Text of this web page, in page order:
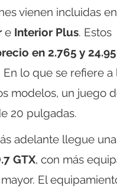
vienen incluidas
e Interior Plus. Estos
en 2.765 y
lo que se refiere a
modelos, un juego
20 pulgadas.
adelante llegue
GTX, con más
El